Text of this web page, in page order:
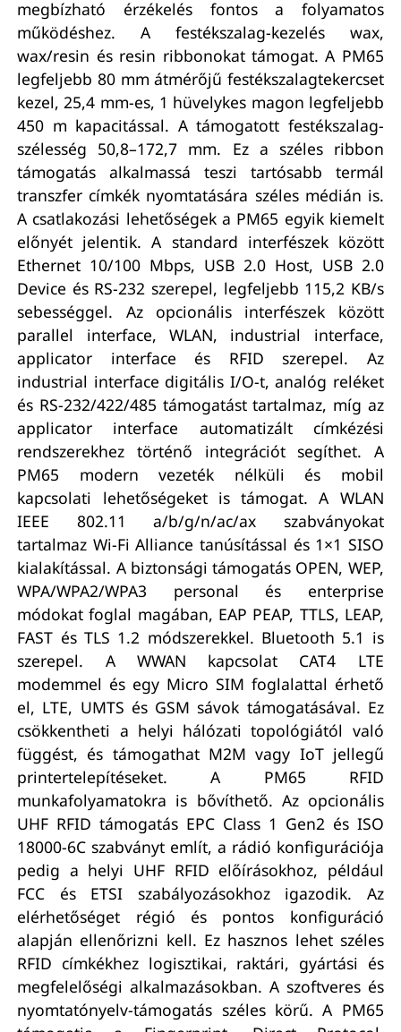
megbízható érzékelés fontos a folyamatos
működéshez. A festékszalag-kezelés wax,
wax/resin és resin ribbonokat támogat. A PM65
legfeljebb 80 mm átmérőjű festékszalagtekercset
kezel, 25,4 mm-es, 1 hüvelykes magon legfeljebb
450 m kapacitással. A támogatott festékszalag-
szélesség 50,8–172,7 mm. Ez a széles ribbon
támogatás alkalmassá teszi tartósabb termál
transzfer címkék nyomtatására széles médián is.
A csatlakozási lehetőségek a PM65 egyik kiemelt
előnyét jelentik. A standard interfészek között
Ethernet 10/100 Mbps, USB 2.0 Host, USB 2.0
Device és RS-232 szerepel, legfeljebb 115,2 KB/s
sebességgel. Az opcionális interfészek között
parallel interface, WLAN, industrial interface,
applicator interface és RFID szerepel. Az
industrial interface digitális I/O-t, analóg reléket
és RS-232/422/485 támogatást tartalmaz, míg az
applicator interface automatizált címkézési
rendszerekhez történő integrációt segíthet. A
PM65 modern vezeték nélküli és mobil
kapcsolati lehetőségeket is támogat. A WLAN
IEEE 802.11 a/b/g/n/ac/ax szabványokat
tartalmaz Wi-Fi Alliance tanúsítással és 1×1 SISO
kialakítással. A biztonsági támogatás OPEN, WEP,
WPA/WPA2/WPA3 personal és enterprise
módokat foglal magában, EAP PEAP, TTLS, LEAP,
FAST és TLS 1.2 módszerekkel. Bluetooth 5.1 is
szerepel. A WWAN kapcsolat CAT4 LTE
modemmel és egy Micro SIM foglalattal érhető
el, LTE, UMTS és GSM sávok támogatásával. Ez
csökkentheti a helyi hálózati topológiától való
függést, és támogathat M2M vagy IoT jellegű
printertelepítéseket. A PM65 RFID
munkafolyamatokra is bővíthető. Az opcionális
UHF RFID támogatás EPC Class 1 Gen2 és ISO
18000-6C szabványt említ, a rádió konfigurációja
pedig a helyi UHF RFID előírásokhoz, például
FCC és ETSI szabályozásokhoz igazodik. Az
elérhetőséget régió és pontos konfiguráció
alapján ellenőrizni kell. Ez hasznos lehet széles
RFID címkékhez logisztikai, raktári, gyártási és
megfelelőségi alkalmazásokban. A szoftveres és
nyomtatónyelv-támogatás széles körű. A PM65